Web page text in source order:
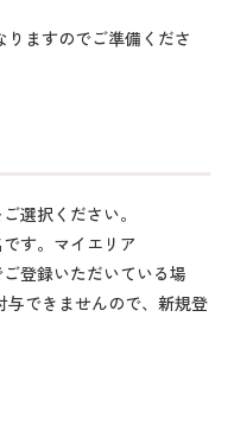
ますのでご準備くださ
選択ください。
す。マイエリア
ご登録いただいている場
できませんので、新規登